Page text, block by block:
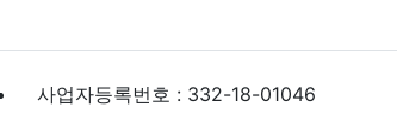
사업자등록번호 : 332-18-01046